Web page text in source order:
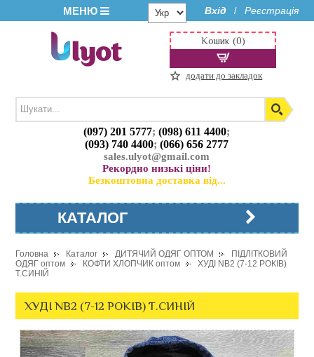
МЕНЮ Вхід / Реєстрація
(097) 201 5777;(098) 611 4400;
(093) 740 4400;(066) 656 2777
sales.ulyot@gmail.com
Рекордно низькі ціни!
Безкоштовна доставка від...
Кошик (0)
додати до закладок
КАТАЛОГ
Головна Каталог ДИТЯЧИЙ ОДЯГ ОПТОМ
ПІДЛІТКОВИЙ
ОДЯГ оптом
КОФТИ ХЛОПЧИК оптом
ХУДІ NB2 (7-12 РОКІВ)
Т.СИНІЙ
ХУДІ NB2 (7-12 РОКІВ) Т.СИНІЙ